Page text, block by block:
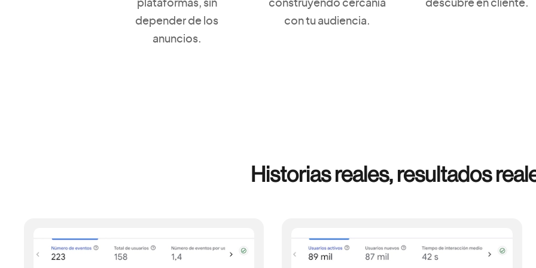
plataformas, sin
depender de los
anuncios.
construyendo cercanía
con tu audiencia.
descubre en cliente.
Historias reales, resultados